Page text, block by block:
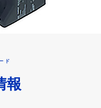
ド
報